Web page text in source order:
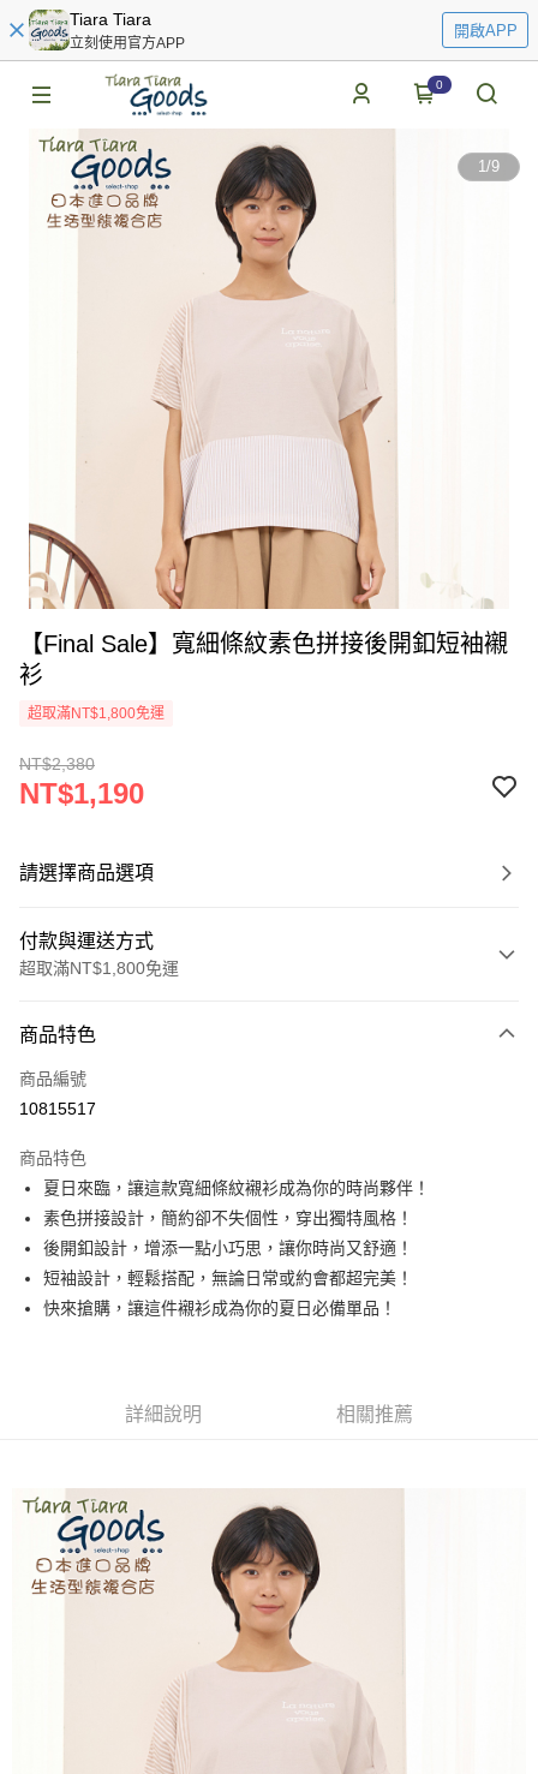
Tiara Tiara
立刻使用官方APP
開啟APP
0
1/9
【Final Sale】寬細條紋素色拼接後開釦短袖襯
衫
超取滿NT$1,800免運
NT$2,380
NT$1,190
請選擇商品選項
付款與運送方式
超取滿NT$1,800免運
信用卡一次付款
超商取貨付款
Apple Pay
街口支付
悠遊付
Google Pay
AFTEE先享後付
便利好安心！
１．簡單：不需註冊會員、不需綁卡、不需儲值。
２．便利：只要手機號碼，簡訊認證，即可結帳。
３．安心：先確認商品／服務後，再付款。
【「AFTEE先享後付」結帳流程】
１．於結帳方式選擇「AFTEE先享後付」後，將跳轉至「AFTEE先享後付」
結帳頁面，進行簡訊認證並確認金額後，即可完成結帳。
２．訂單成立數日內，您將收到繳費通知簡訊。
３．收到繳費通知簡訊後14天內，點擊此簡訊中的連結，可透過四大超商／
ATM／網路銀行／等多元方式進行付款，方視為交易完成。
※ 請注意：結帳手續完成當下不需立刻繳費，但若您需要取消訂單，請聯絡
購買商品的店家。未經商家同意取消之訂單仍視為有效，需透過AFTEE先享
運送方式
全家取貨付款
每筆NT$60，滿NT$1,800(含以上)免運費
每筆NT$60，滿NT$1,800(含以上)免運費
每筆NT$60，滿NT$2,000(含以上)免運費
商品特色
商品編號
10815517
商品特色
夏日來臨，讓這款寬細條紋襯衫成為你的時尚夥伴！
素色拼接設計，簡約卻不失個性，穿出獨特風格！
後開釦設計，增添一點小巧思，讓你時尚又舒適！
短袖設計，輕鬆搭配，無論日常或約會都超完美！
快來搶購，讓這件襯衫成為你的夏日必備單品！
詳細說明 相關推薦